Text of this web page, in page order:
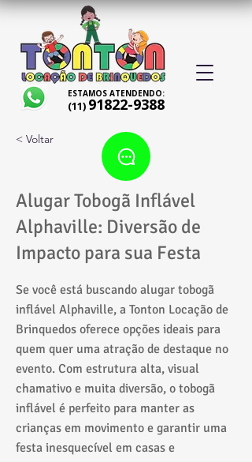
ESTAMOS ATENDENDO:
(11) 91822-9388
< Voltar
Alugar Tobogã Inflável
Alphaville: Diversão de
Impacto para sua Festa
Se você está buscando alugar tobogã
inflável Alphaville, a Tonton Locação de
Brinquedos oferece opções ideais para
quem quer uma atração de destaque no
evento. Com estrutura alta, visual
chamativo e muita diversão, o tobogã
inflável é perfeito para manter as
crianças em movimento e garantir uma
festa inesquecível em casas e